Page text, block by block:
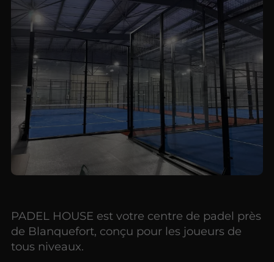
PADEL HOUSE est votre centre de padel près
de Blanquefort, conçu pour les joueurs de
tous niveaux.